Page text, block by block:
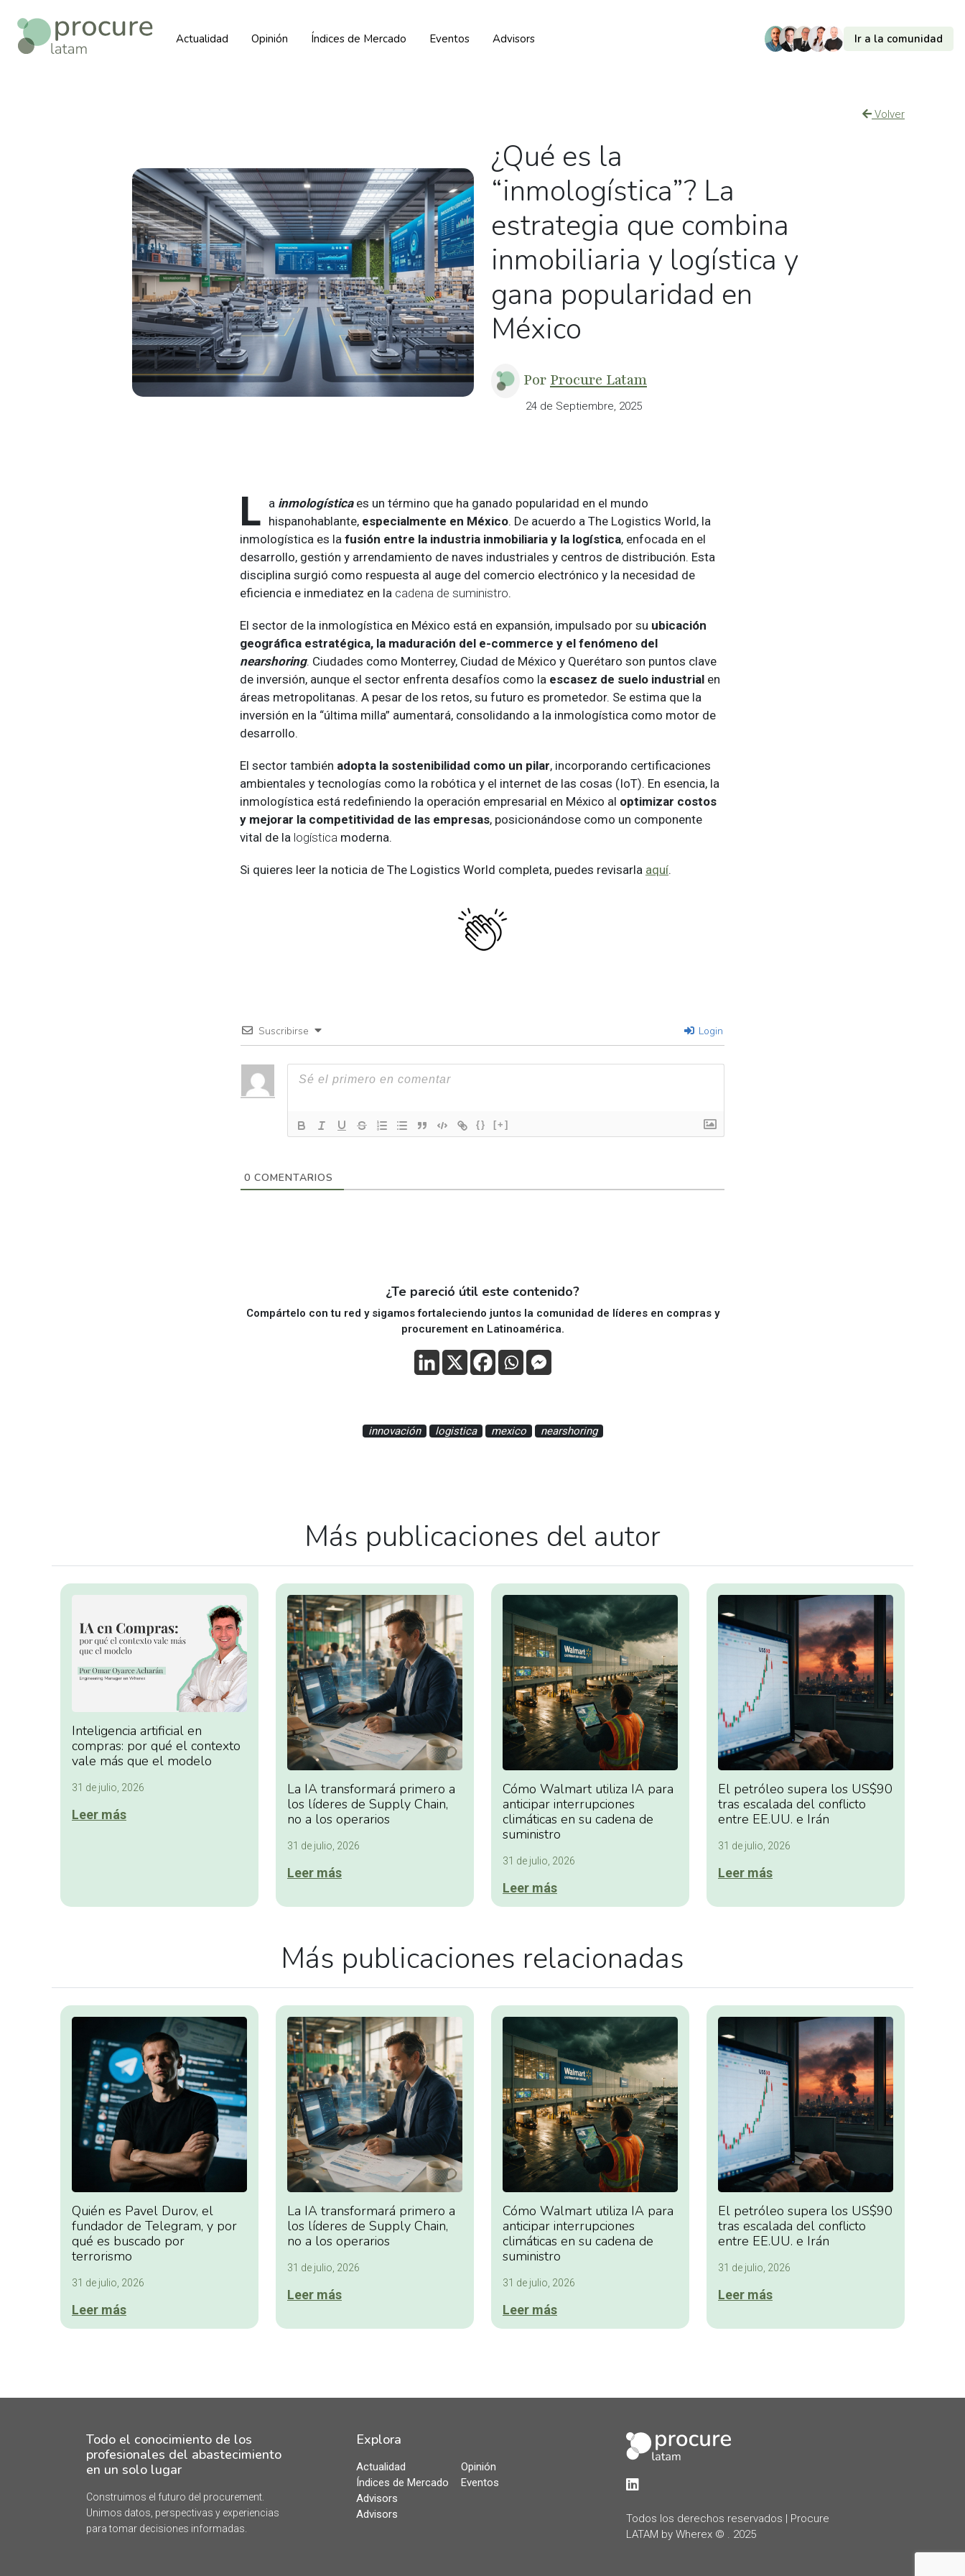
Actualidad Opinión Índices de Mercado Eventos Advisors Ir a la comunidad
Volver
¿Qué es la
“inmologística”? La
estrategia que combina
inmobiliaria y logística y
gana popularidad en
México
Por Procure Latam
24 de Septiembre, 2025
L a inmologísticaes un término que ha ganado popularidad en el mundo
hispanohablante, especialmente en México. De acuerdo a The Logistics World, la
inmologística es la fusión entre la industria inmobiliaria y la logística, enfocada en el
desarrollo, gestión y arrendamiento de naves industriales y centros de distribución. Esta
disciplina surgió como respuesta al auge del comercio electrónico y la necesidad de
eficiencia e inmediatez en la cadena de suministro.
El sector de la inmologística en México está en expansión, impulsado por su ubicación
geográfica estratégica, la maduración del e-commerce y el fenómeno del
nearshoring. Ciudades como Monterrey, Ciudad de México y Querétaro son puntos clave
de inversión, aunque el sector enfrenta desafíos como la escasez de suelo industrial en
áreas metropolitanas. A pesar de los retos, su futuro es prometedor. Se estima que la
inversión en la “última milla” aumentará, consolidando a la inmologística como motor de
desarrollo.
El sector también adopta la sostenibilidad como un pilar, incorporando certificaciones
ambientales y tecnologías como la robótica y el internet de las cosas (IoT). En esencia, la
inmologística está redefiniendo la operación empresarial en México al optimizar costos
y mejorar la competitividad de las empresas, posicionándose como un componente
vital de la logística moderna.
Si quieres leer la noticia de The Logistics World completa, puedes revisarla aquí.
Suscribirse Login
{} [+]
0 COMENTARIOS
¿Te pareció útil este contenido?
Compártelo con tu red y sigamos fortaleciendo juntos la comunidad de líderes en compras y
procurement en Latinoamérica.
innovación logistica mexico nearshoring
Más publicaciones del autor
Inteligencia artificial en
compras: por qué el contexto
vale más que el modelo
31 de julio, 2026
Leer más
La IA transformará primero a
los líderes de Supply Chain,
no a los operarios
31 de julio, 2026
Leer más
Cómo Walmart utiliza IA para
anticipar interrupciones
climáticas en su cadena de
suministro
31 de julio, 2026
Leer más
El petróleo supera los US$90
tras escalada del conflicto
entre EE.UU. e Irán
31 de julio, 2026
Leer más
Más publicaciones relacionadas
Quién es Pavel Durov, el
fundador de Telegram, y por
qué es buscado por
terrorismo
31 de julio, 2026
Leer más
La IA transformará primero a
los líderes de Supply Chain,
no a los operarios
31 de julio, 2026
Leer más
Cómo Walmart utiliza IA para
anticipar interrupciones
climáticas en su cadena de
suministro
31 de julio, 2026
Leer más
El petróleo supera los US$90
tras escalada del conflicto
entre EE.UU. e Irán
31 de julio, 2026
Leer más
Todo el conocimiento de los
profesionales del abastecimiento
en un solo lugar
Construimos el futuro del procurement.
Unimos datos, perspectivas y experiencias
para tomar decisiones informadas.
Explora
Actualidad
Opinión
Índices de Mercado
Eventos
Advisors
Advisors
LinkedIn
Todos los derechos reservados | Procure
LATAM by Wherex © . 2025